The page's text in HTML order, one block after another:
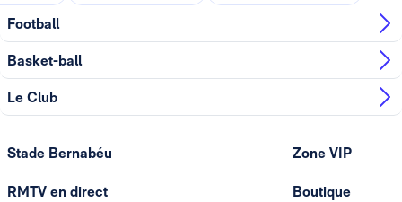
Football
Basket-ball
Le Club
Stade Bernabéu
RMTV en direct
Zone VIP
Boutique